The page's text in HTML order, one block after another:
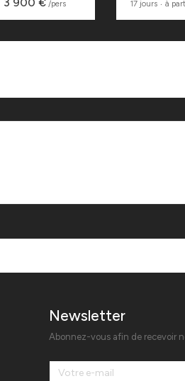
/pers 17 jours ‧ à
Newsletter
Abonnez-vous afin de recevoir